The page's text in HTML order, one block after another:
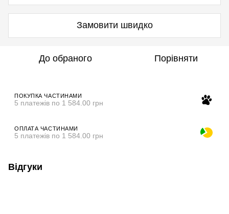
Замовити швидко
До обраного Порівняти
ПОКУПКА ЧАСТИНАМИ
5 платежів по 1 584.00 грн
ОПЛАТА ЧАСТИНАМИ
5 платежів по 1 584.00 грн
Відгуки